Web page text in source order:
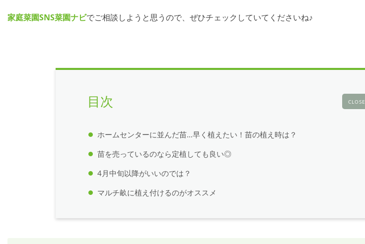
家庭菜園SNS菜園ナビでご相談しようと思うので、ぜひチェックしていてくださいね♪
CLOSE
目次
ホームセンターに並んだ苗…早く植えたい！苗の植え時は？
苗を売っているのなら定植しても良い◎
4月中旬以降がいいのでは？
マルチ畝に植え付けるのがオススメ